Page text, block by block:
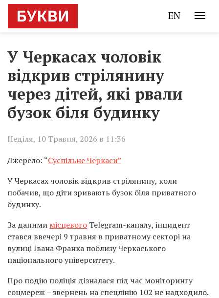
EN
У Черкасах чоловік
відкрив стрілянину
через дітей, які рвали
бузок біля будинку
Неділя, 10 Травня, 2026 в 11:36
Джерело: “Суспільне Черкаси”
У Черкасах чоловік відкрив стрілянину, коли
побачив, що діти зривають бузок біля приватного
будинку.
За даними місцевого Telegram-каналу, інцидент
стався ввечері 9 травня в приватному секторі на
вулиці Івана Франка поблизу Черкаського
національного університету.
Про подію поліція дізналася під час моніторингу
соцмереж – звернень на спецлінію 102 не надходило.